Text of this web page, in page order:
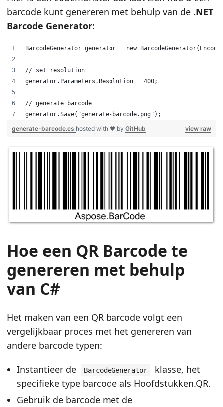
barcode kunt genereren met behulp van de .NET
Barcode Generator:
BarcodeGenerator generator = new
// set resolution
generator.Parameters.Resolution = 400;
// generate barcode
generator.Save("generate-barcode.png");
view raw
generate-barcode.cs hosted with ❤ by GitHub
Hoe een QR Barcode te
genereren met behulp
van C#
Het maken van een QR barcode volgt een
vergelijkbaar proces met het genereren van
andere barcode typen:
Instantieer de
BarcodeGenerator
klasse, het
specifieke type barcode als Hoofdstukken.QR.
Gebruik de barcode met de